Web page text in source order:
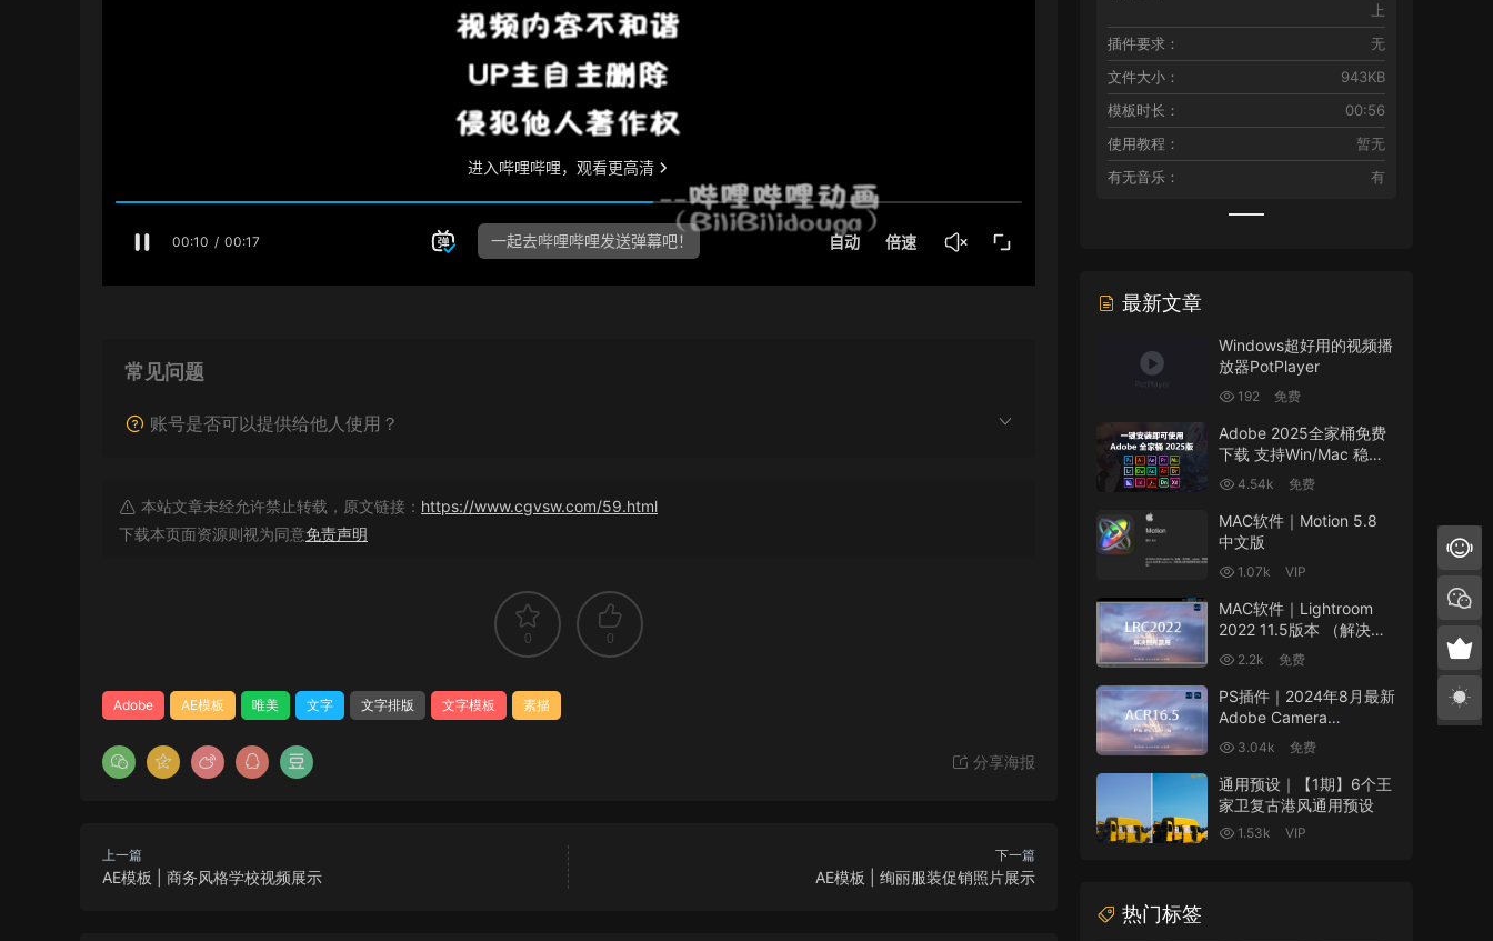
常见问题
账号是否可以提供给他人使用？
本站文章未经允许禁止转载，原文链接： https://www.cgvsw.com/59.html
下载本页面资源则视为同意免责声明
0 0
Adobe AE模板 唯美 文字 文字排版 文字模板 素描
分享海报
上一篇
AE模板 | 商务风格学校视频展示
下一篇
AE模板 | 绚丽服装促销照片展示
上
插件要求：
无
文件大小：
943KB
模板时长：
00:56
使用教程：
暂无
有无音乐：
有
最新文章
Windows超好用的视频播
放器PotPlayer
192 免费
Adobe 2025全家桶免费
下载 支持Win/Mac 稳定
版 4.54k 免费
MAC软件｜Motion 5.8
中文版
1.07k VIP
MAC软件｜Lightroom
2022 11.5版本 （解决照
片模块禁用问题）
2.2k 免费
PS插件｜2024年8月最新
Adobe Camera
Raw(ACR16.5)支持
Win/Mac
3.04k 免费
通用预设｜【1期】6个王
家卫复古港风通用预设
1.53k VIP
热门标签